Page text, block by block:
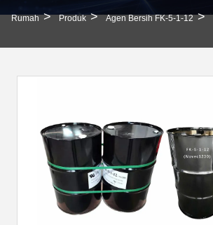
Rumah > Produk > Agen Bersih FK-5-1-12 >